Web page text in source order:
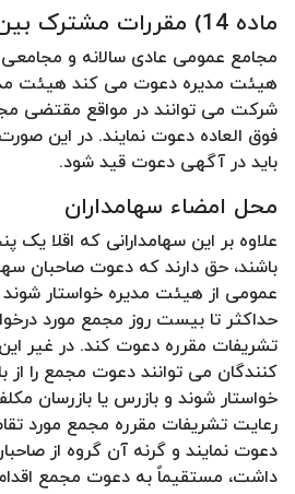
ماده 14) مقررات مشترک بین مجامع عمومی
مجامع عمومی عادی سالانه و مجامعی
هیئت مدیره دعوت می کند هیئت
شرکت می توانند در مواقع مقتضی
فوق العاده دعوت نمایند. در این
باید در آگهی دعوت قید شود.
محل امضاء سهامداران
علاوه بر این سهامدارانی که اقلا
باشند، حق دارند که دعوت صاحبان
عمومی از هیئت مدیره خواستار
حداکثر تا بیست روز مجمع مورد
تشریفات مقرره دعوت کند. در غیر
کنندگان می توانند دعوت مجمع را از
خواستار شوند و بازرس یا بازرسان
رعایت تشریفات مقرره مجمع مورد
دعوت نمایند و گرنه آن گروه از
داشت، مستقیماً به دعوت مجمع